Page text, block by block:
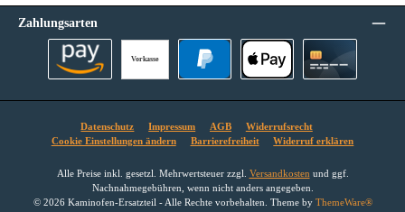
Zahlungsarten
Vorkasse
Datenschutz Impressum AGB
Widerrufsrecht
Cookie Einstellungen ändern
Barrierefreiheit Widerruf erklären
Alle Preise inkl. gesetzl. Mehrwertsteuer zzgl. Versandkosten und ggf.
Nachnahmegebühren, wenn nicht anders angegeben.
© 2026 Kaminofen-Ersatzteil - Alle Rechte vorbehalten. Theme by ThemeWare®